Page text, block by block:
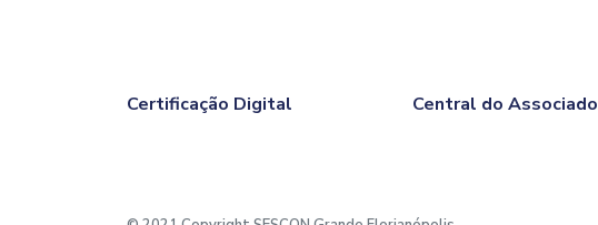
Certificação Digital Central do Associado